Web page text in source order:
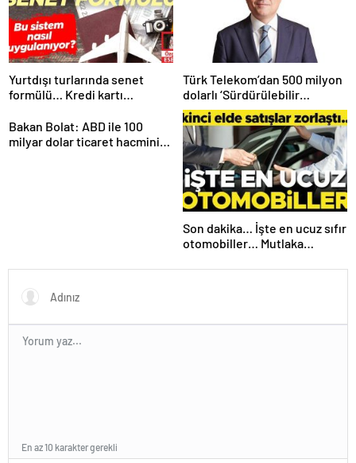
Yurtdışı turlarında senet
formülü… Kredi kartı
çıktı
Türk Telekom’dan 500 milyon
dolarlı ‘Sürdürülebilir
Eurobond’ ihracı
Bakan Bolat: ABD ile 100
milyar dolar ticaret hacmini
Son dakika… İşte en ucuz sıfır
otomobiller… Mutlaka
En az 10 karakter gerekli